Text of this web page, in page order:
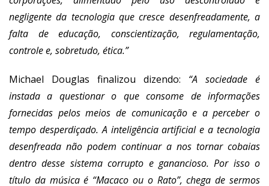
negligente da tecnologia que cresce desenfreadamente, a
falta de educação, conscientização, regulamentação,
controle e, sobretudo, ética.”
Michael Douglas finalizou dizendo: “A sociedade é
instada a questionar o que consome de informações
fornecidas pelos meios de comunicação e a perceber o
tempo desperdiçado. A inteligência artificial e a tecnologia
desenfreada não podem continuar a nos tornar cobaias
dentro desse sistema corrupto e ganancioso. Por isso o
título da música é “Macaco ou o Rato”, chega de sermos